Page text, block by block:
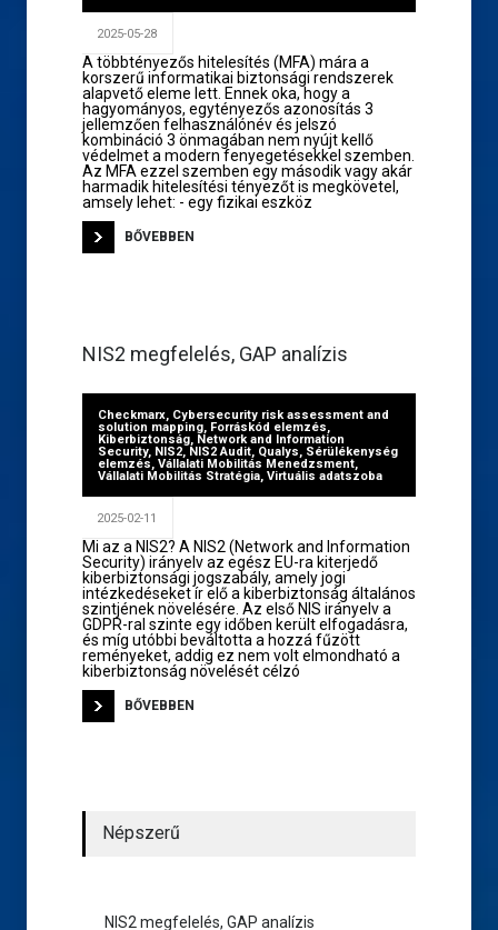
2025-05-28
A többtényezős hitelesítés (MFA) mára a
korszerű informatikai biztonsági rendszerek
alapvető eleme lett. Ennek oka, hogy a
hagyományos, egytényezős azonosítás 3
jellemzően felhasználónév és jelszó
kombináció 3 önmagában nem nyújt kellő
védelmet a modern fenyegetésekkel szemben.
Az MFA ezzel szemben egy második vagy akár
harmadik hitelesítési tényezőt is megkövetel,
amsely lehet: - egy fizikai eszköz
BŐVEBBEN
NIS2 megfelelés, GAP analízis
Checkmarx, Cybersecurity risk assessment and
solution mapping, Forráskód elemzés,
Kiberbiztonság, Network and Information
Security, NIS2, NIS2 Audit, Qualys, Sérülékenység
elemzés, Vállalati Mobilitás Menedzsment,
Vállalati Mobilitás Stratégia, Virtuális adatszoba
2025-02-11
Mi az a NIS2? A NIS2 (Network and Information
Security) irányelv az egész EU-ra kiterjedő
kiberbiztonsági jogszabály, amely jogi
intézkedéseket ír elő a kiberbiztonság általános
szintjének növelésére. Az első NIS irányelv a
GDPR-ral szinte egy időben került elfogadásra,
és míg utóbbi beváltotta a hozzá fűzött
reményeket, addig ez nem volt elmondható a
kiberbiztonság növelését célzó
BŐVEBBEN
Népszerű
NIS2 megfelelés, GAP analízis